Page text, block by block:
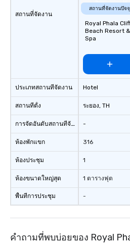
สถานที่จัดงาน
ประเภทสถานที่จัดงาน
สถานที่ตั้ง
การจัดอันดับสถานที่จัดงาน
ห้องพักแขก
ห้องประชุม
ห้องขนาดใหญ่สุด
พื้นที่การประชุม
สถานที่จัดงานปัจ
Royal Phala
Beach Resort &
Spa
Hotel
ระยอง, TH
-
316
1
1 ตารางฟุต
-
คำถามที่พบบ่อยของ Royal